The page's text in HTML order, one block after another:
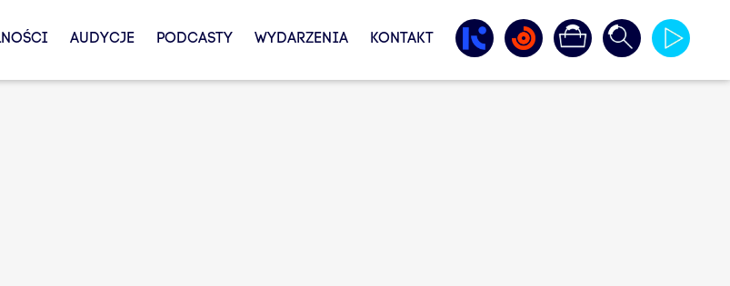
AUDYCJE PODCASTY WYDARZENIA KONTAKT